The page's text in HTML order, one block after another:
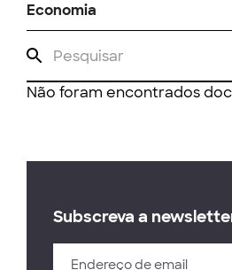
Economia
Não foram encontrados
Subscreva a